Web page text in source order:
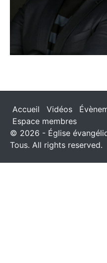
Accueil Vidéos
Espace membres
© 2026 - Église
Tous. All rights reserved.